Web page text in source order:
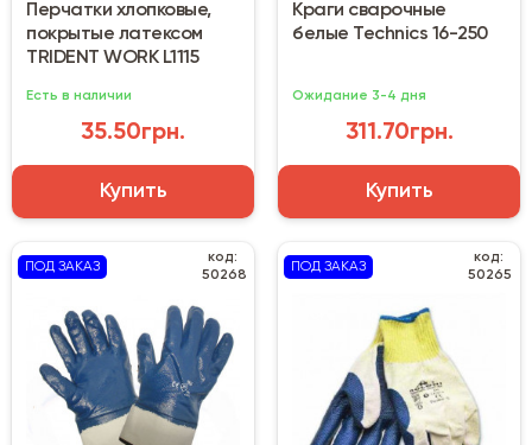
Перчатки хлопковые,
покрытые латексом
TRIDENT WORK L1115
Есть в наличии
35.50грн.
Купить
Краги сварочные
белые Technics 16-250
Ожидание 3-4 дня
311.70грн.
Купить
ПОД ЗАКАЗ
код:
50268
ПОД ЗАКАЗ
код:
50265